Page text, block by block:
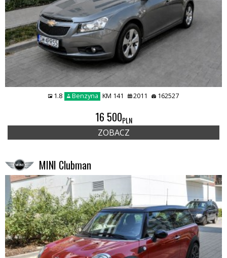
1.8 Benzyna KM 141 2011 162527
16 500PLN
ZOBACZ
MINI Clubman